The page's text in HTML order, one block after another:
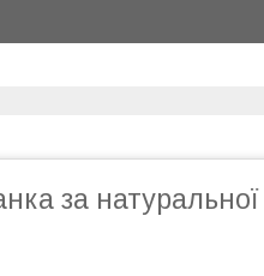
за натуральної